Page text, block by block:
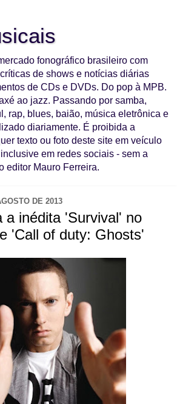
fonográfico brasileiro com
de shows e notícias diárias
de CDs e DVDs. Do pop à MPB.
ao jazz. Passando por samba,
rap, blues, baião, música eletrônica e
diariamente. É proibida a
texto ou foto deste site em veículo
em redes sociais - sem a
editor Mauro Ferreira.
DE 2013
a inédita 'Survival' no
'Call of duty: Ghosts'